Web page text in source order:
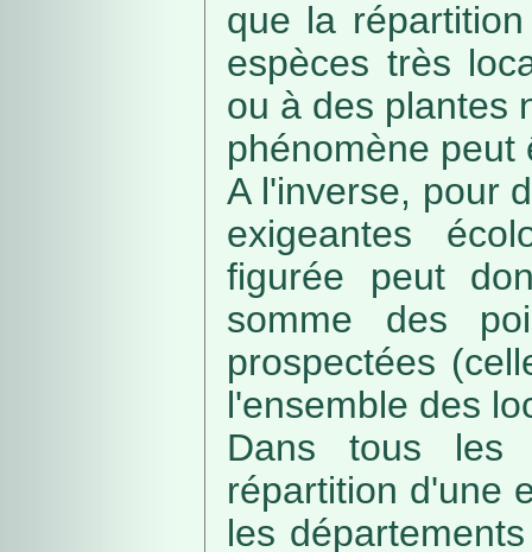
que la
espèces très
ou à des plantes
phénomène peut
A l'inverse, pour
exigeantes
figurée peut
somme des
prospectées
l'ensemble des
Dans tous les
répartition d'une
les